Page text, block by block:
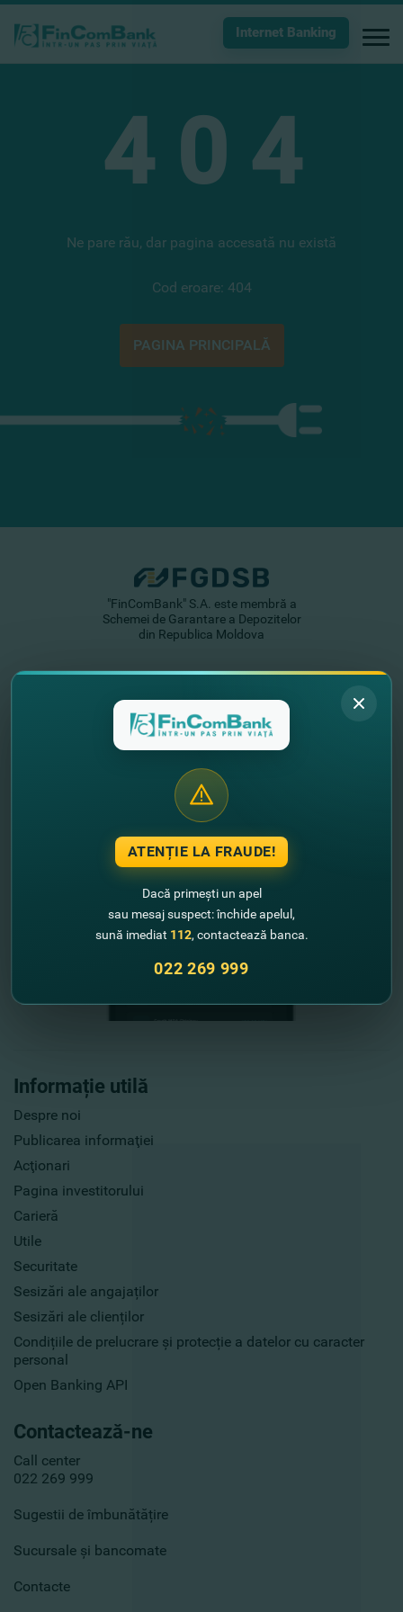
Internet Banking
4 0 4
Ne pare rău, dar pagina accesată nu există
Cod eroare: 404
PAGINA PRINCIPALĂ
Informație utilă
Despre noi
Publicarea informaţiei
Acţionari
Pagina investitorului
Carieră
Utile
Securitate
Sesizări ale angajaților
Sesizări ale clienților
Condițiile de prelucrare și protecție a datelor cu caracter
personal
Open Banking API
Contactează-ne
Call center
022 269 999
Sugestii de îmbunătățire
Sucursale și bancomate
Contacte
"FinComBank" S.A. este membră a
Schemei de Garantare a Depozitelor
din Republica Moldova
ATENȚIE LA FRAUDE!
Dacă primești un apel
sau mesaj suspect: închide apelul,
sună imediat 112, contactează banca.
022 269 999